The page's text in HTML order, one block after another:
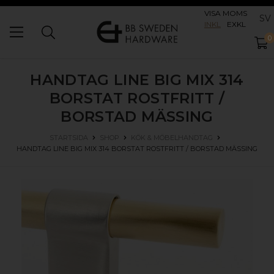
VISA MOMS
INKL
EXKL SV
0
HANDTAG LINE BIG MIX 314
BORSTAT ROSTFRITT /
BORSTAD MÄSSING
STARTSIDA SHOP
KÖK & MÖBELHANDTAG
HANDTAG LINE BIG MIX 314 BORSTAT ROSTFRITT / BORSTAD MÄSSING